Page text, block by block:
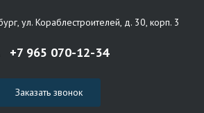
ул. Кораблестроителей, д. 30, корп. 3
+7 965 070-12-34
Заказать звонок